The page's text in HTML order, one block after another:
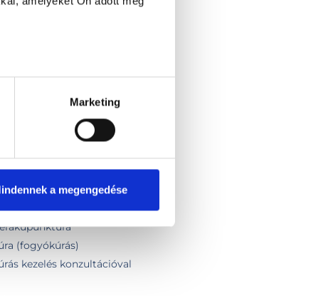
Marketing
a megengedése
kezelés
(fogyókúrás)
kezelés konzultációval